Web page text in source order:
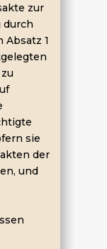
zur
durch
1
sie
der
und